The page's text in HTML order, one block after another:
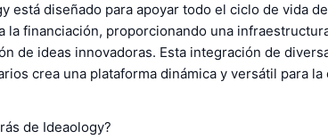
está diseñado para apoyar todo el ciclo de vida
la financiación, proporcionando una
de ideas innovadoras. Esta integración de
crea una plataforma dinámica y versátil para la
de Ideaology?